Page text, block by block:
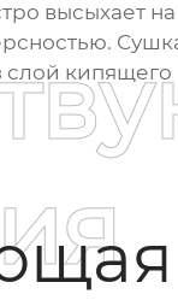
высыхает
слой кипящего